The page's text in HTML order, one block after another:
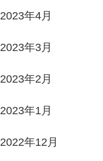
2023年4月
2023年3月
2023年2月
2023年1月
2022年12月